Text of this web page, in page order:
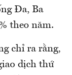
Đa, Ba
theo năm.
chỉ ra rằng,
dịch thứ